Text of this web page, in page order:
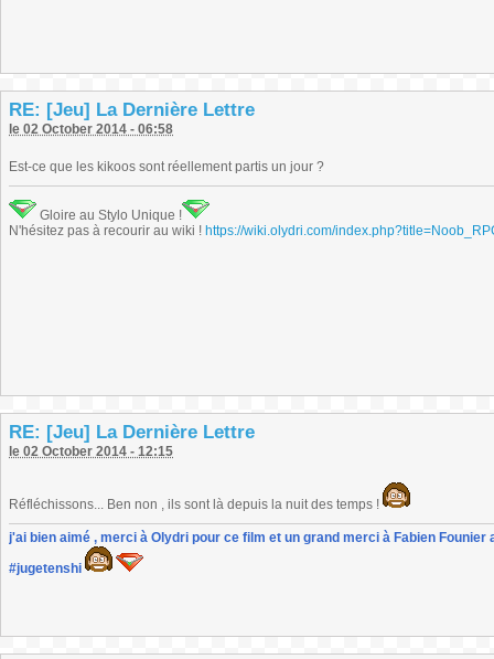
RE: [Jeu] La Dernière Lettre
le 02 October 2014 - 06:58
Est-ce que les kikoos sont réellement partis un jour ?
Gloire au Stylo Unique !
N'hésitez pas à recourir au wiki ! https://wiki.olydri.com/
RE: [Jeu] La Dernière Lettre
le 02 October 2014 - 12:15
Réfléchissons... Ben non , ils sont là depuis la nuit des temps !
j'ai bien aimé , merci à Olydri pour ce film et un grand merci à Fabien
#jugetenshi